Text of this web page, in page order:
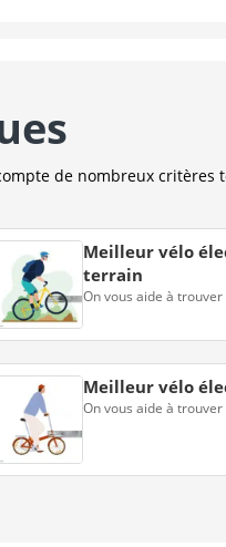
de nombreux critères
Meilleur vélo
terrain
On vous aide à
Meilleur vélo
On vous aide à